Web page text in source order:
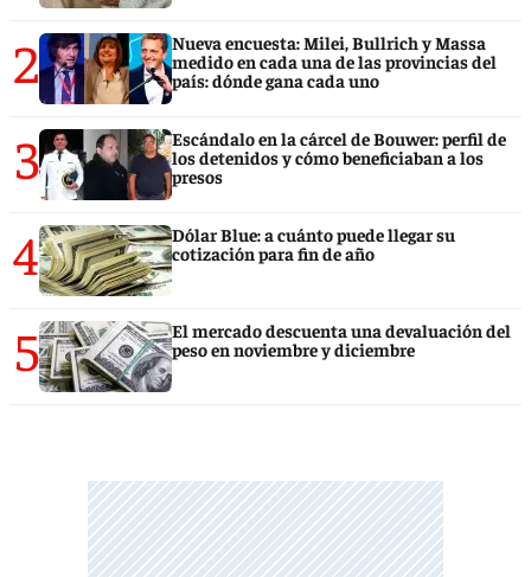
2
Nueva encuesta: Milei, Bullrich y Massa
medido en cada una de las provincias del
país: dónde gana cada uno
3
Escándalo en la cárcel de Bouwer: perfil de
los detenidos y cómo beneficiaban a los
presos
4
Dólar Blue: a cuánto puede llegar su
cotización para fin de año
5
El mercado descuenta una devaluación del
peso en noviembre y diciembre